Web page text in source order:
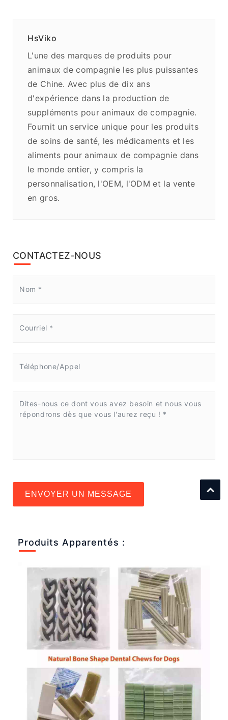
HsViko
L'une des marques de produits pour
animaux de compagnie les plus puissantes
de Chine. Avec plus de dix ans
d'expérience dans la production de
suppléments pour animaux de compagnie.
Fournit un service unique pour les produits
de soins de santé, les médicaments et les
aliments pour animaux de compagnie dans
le monde entier, y compris la
personnalisation, l'OEM, l'ODM et la vente
en gros.
CONTACTEZ-NOUS
ENVOYER UN MESSAGE
Produits Apparentés :